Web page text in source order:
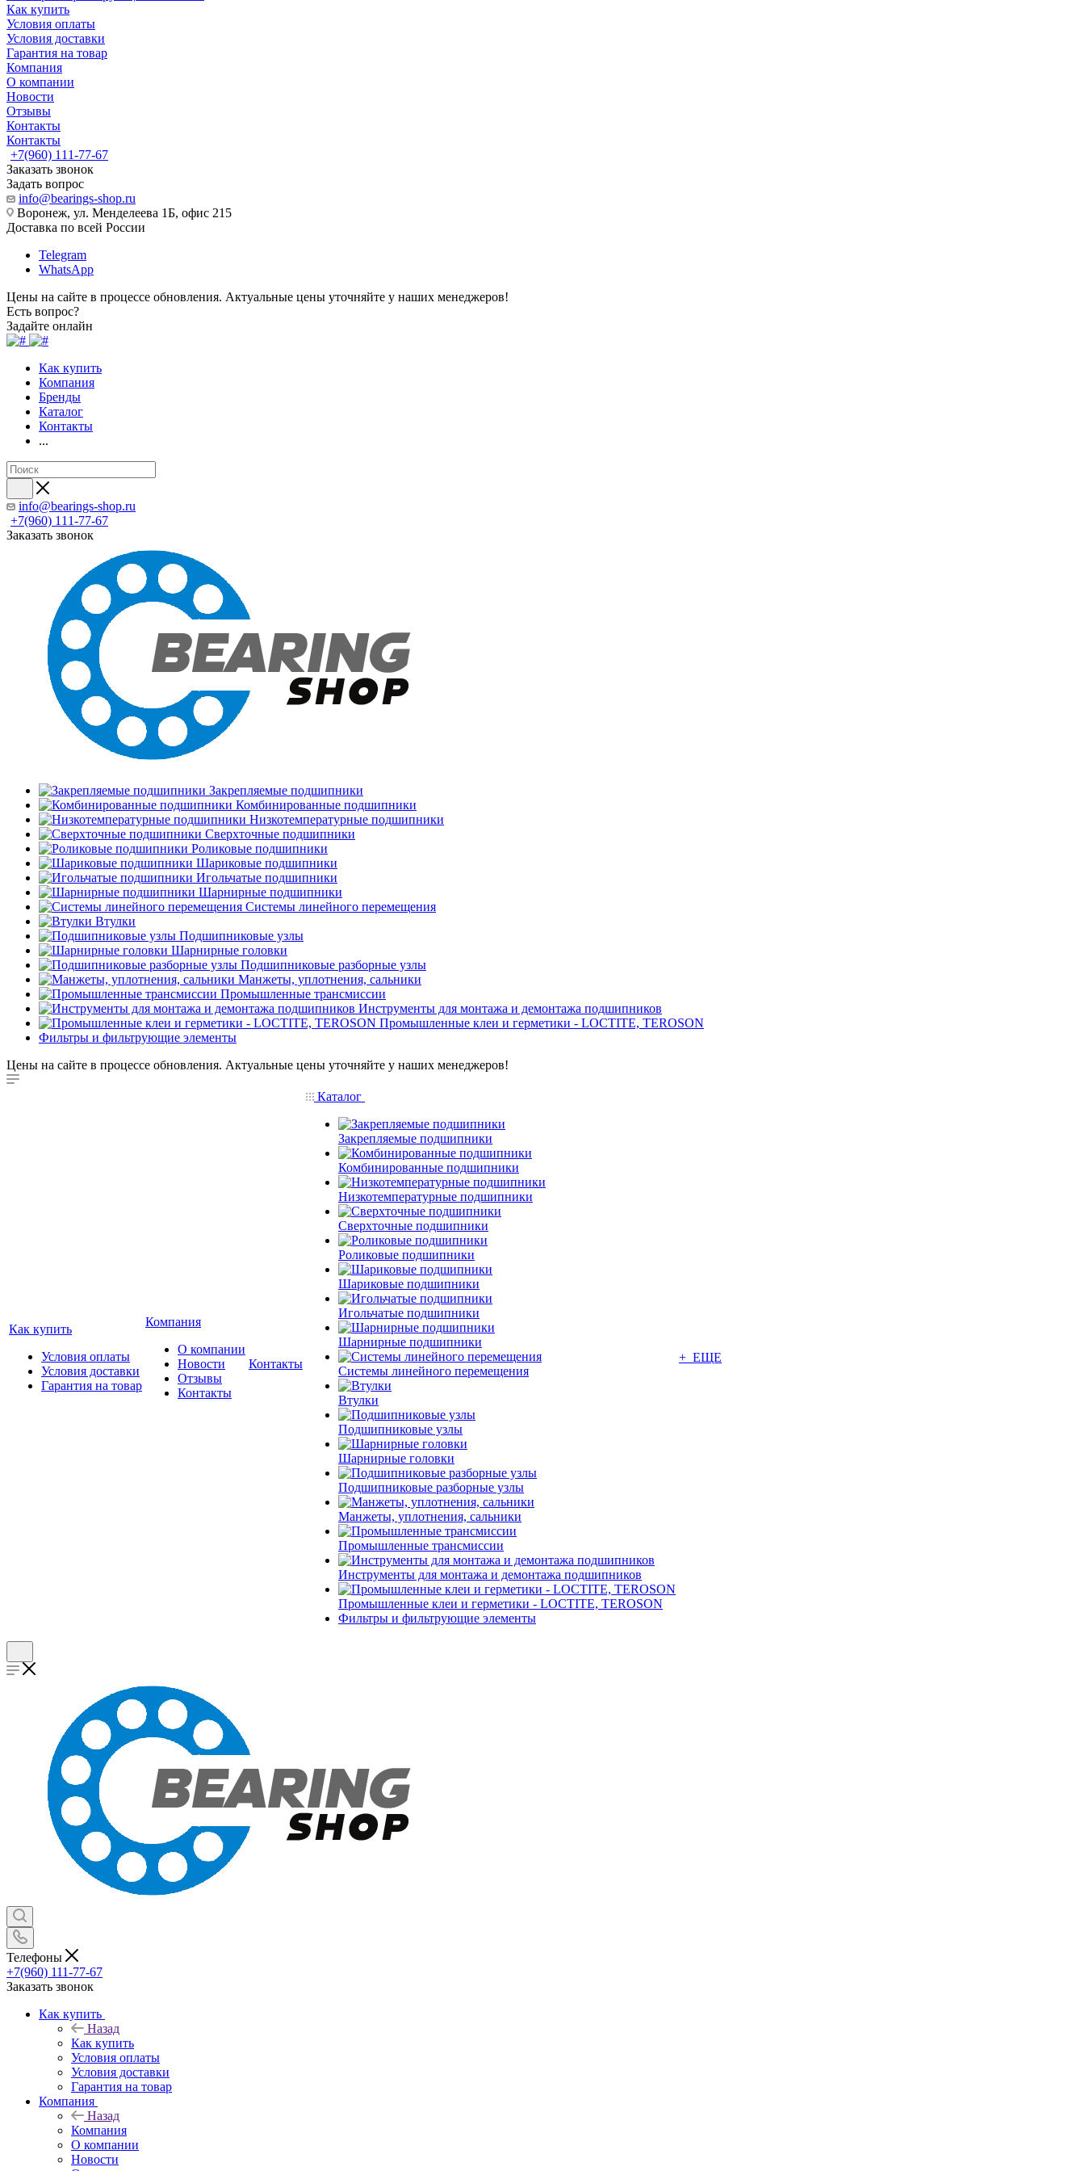
Как купить
Условия оплаты
Условия доставки
Гарантия на товар
Компания
О компании
Новости
Отзывы
Контакты
Контакты
+7(960) 111-77-67
Заказать звонок
Задать вопрос
info@bearings-shop.ru
Воронеж, ул. Менделеева 1Б, офис 215
Доставка по всей России
Telegram
WhatsApp
Цены на сайте в процессе обновления. Актуальные цены уточняйте у наших менеджеров!
Есть вопрос?
Задайте онлайн
Как купить
Компания
Бренды
Каталог
Контакты
...
info@bearings-shop.ru
+7(960) 111-77-67
Заказать звонок
Закрепляемые подшипники
Комбинированные подшипники
Низкотемпературные подшипники
Сверхточные подшипники
Роликовые подшипники
Шариковые подшипники
Игольчатые подшипники
Шарнирные подшипники
Системы линейного перемещения
Втулки
Подшипниковые узлы
Шарнирные головки
Подшипниковые разборные узлы
Манжеты, уплотнения, сальники
Промышленные трансмиссии
Инструменты для монтажа и демонтажа подшипников
Промышленные клеи и герметики - LOCTITE, TEROSON
Фильтры и фильтрующие элементы
Цены на сайте в процессе обновления. Актуальные цены уточняйте у наших менеджеров!
Как купить
Условия оплаты
Условия доставки
Гарантия на товар
Компания
О компании
Новости
Отзывы
Контакты
Контакты
Каталог
Закрепляемые подшипники
Комбинированные подшипники
Низкотемпературные подшипники
Сверхточные подшипники
Роликовые подшипники
Шариковые подшипники
Игольчатые подшипники
Шарнирные подшипники
Системы линейного перемещения
Втулки
Подшипниковые узлы
Шарнирные головки
Подшипниковые разборные узлы
Манжеты, уплотнения, сальники
Промышленные трансмиссии
Инструменты для монтажа и демонтажа подшипников
Промышленные клеи и герметики - LOCTITE, TEROSON
Фильтры и фильтрующие элементы
+ ЕЩЕ
Телефоны
+7(960) 111-77-67
Заказать звонок
Как купить
Назад
Как купить
Условия оплаты
Условия доставки
Гарантия на товар
Компания
Назад
Компания
О компании
Новости